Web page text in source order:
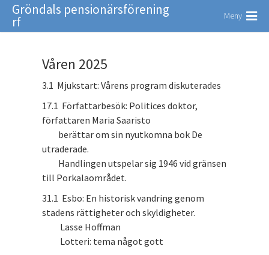
Gröndals pensionärsförening
rf Meny
Våren 2025
3.1 Mjukstart: Vårens program diskuterades
17.1 Författarbesök: Politices doktor,
författaren Maria Saaristo
berättar om sin nyutkomna bok De
utraderade.
Handlingen utspelar sig 1946 vid gränsen
till Porkalaområdet.
31.1 Esbo: En historisk vandring genom
stadens rättigheter och skyldigheter.
Lasse Hoffman
Lotteri: tema något gott